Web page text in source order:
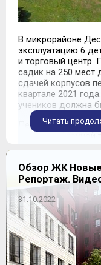
В микрорайоне
эксплуатацию 6
и торговый центр.
садик на 250 мест
сдачей корпусов
квартале 2021
учеников должна
Первые три
объемно-блочной
данном случае
завод «Выбор-
которые и
квартиры.
СПИСОК
к.14/1: 9-14
коммерческих
квартале 2021 года.
Читать
Обзор ЖК Новые
Репортаж.
31.10.2022